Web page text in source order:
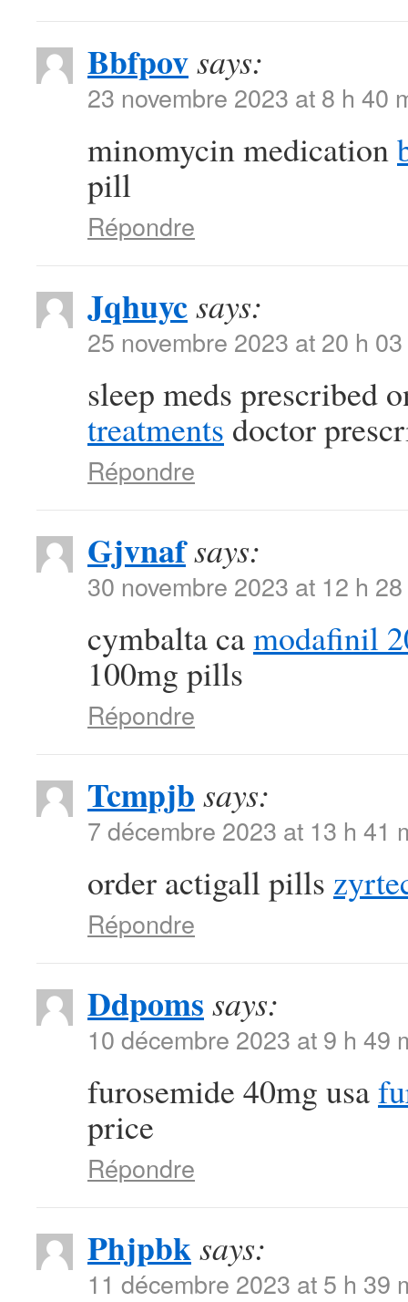
Bbfpovsays:
23 novembre 2023 at 8 h 40
minomycin medication
pill
Répondre
Jqhuycsays:
25 novembre 2023 at 20 h
sleep meds prescribed
treatments doctor
Répondre
Gjvnafsays:
30 novembre 2023 at 12 h
cymbalta camodafinil
100mg pills
Répondre
Tcmpjb says:
7 décembre 2023 at 13 h 41
order actigall pills
Répondre
Ddpoms says:
10 décembre 2023 at 9 h 49
furosemide 40mg usa
price
Répondre
Phjpbksays:
11 décembre 2023 at 5 h 39